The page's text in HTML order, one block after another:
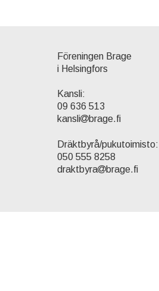
Föreningen Brage
i Helsingfors
Kansli:
09 636 513
kansli
brage.fi
Dräktbyrå/pukutoimisto:
050 555 8258
draktbyra
brage.fi